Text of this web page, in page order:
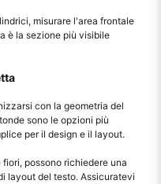
misurare l'area frontale
è la sezione più visibile
con la geometria del
sono le opzioni più
per il design e il layout.
possono richiedere una
layout del testo. Assicuratevi